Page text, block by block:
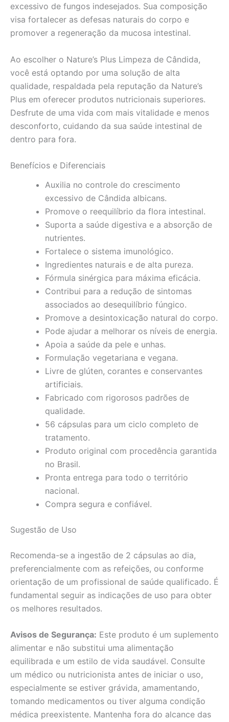
excessivo de fungos indesejados. Sua composição
visa fortalecer as defesas naturais do corpo e
promover a regeneração da mucosa intestinal.
Ao escolher o Nature’s Plus Limpeza de Cândida,
você está optando por uma solução de alta
qualidade, respaldada pela reputação da Nature’s
Plus em oferecer produtos nutricionais superiores.
Desfrute de uma vida com mais vitalidade e menos
desconforto, cuidando da sua saúde intestinal de
dentro para fora.
Benefícios e Diferenciais
Auxilia no controle do crescimento
excessivo de Cândida albicans.
Promove o reequilíbrio da flora intestinal.
Suporta a saúde digestiva e a absorção de
nutrientes.
Fortalece o sistema imunológico.
Ingredientes naturais e de alta pureza.
Fórmula sinérgica para máxima eficácia.
Contribui para a redução de sintomas
associados ao desequilíbrio fúngico.
Promove a desintoxicação natural do corpo.
Pode ajudar a melhorar os níveis de energia.
Apoia a saúde da pele e unhas.
Formulação vegetariana e vegana.
Livre de glúten, corantes e conservantes
artificiais.
Fabricado com rigorosos padrões de
qualidade.
56 cápsulas para um ciclo completo de
tratamento.
Produto original com procedência garantida
no Brasil.
Pronta entrega para todo o território
nacional.
Compra segura e confiável.
Sugestão de Uso
Recomenda-se a ingestão de 2 cápsulas ao dia,
preferencialmente com as refeições, ou conforme
orientação de um profissional de saúde qualificado. É
fundamental seguir as indicações de uso para obter
os melhores resultados.
Avisos de Segurança: Este produto é um suplemento
alimentar e não substitui uma alimentação
equilibrada e um estilo de vida saudável. Consulte
um médico ou nutricionista antes de iniciar o uso,
especialmente se estiver grávida, amamentando,
tomando medicamentos ou tiver alguma condição
médica preexistente. Mantenha fora do alcance das